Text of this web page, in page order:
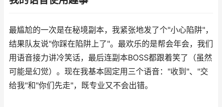
最尴尬的一次是在秘境副本，我紧张地发了个"小心陷阱"，
结果队友说"你踩在陷阱上了"。最欢乐的是帮会年会，我们
用语音接力讲冷笑话，最后连副本BOSS都跟着笑了（虽然
可能是幻觉）。现在我基本固定用三个语音："收到"、"交
给我"和"你们先走"，既专业又不会出错。